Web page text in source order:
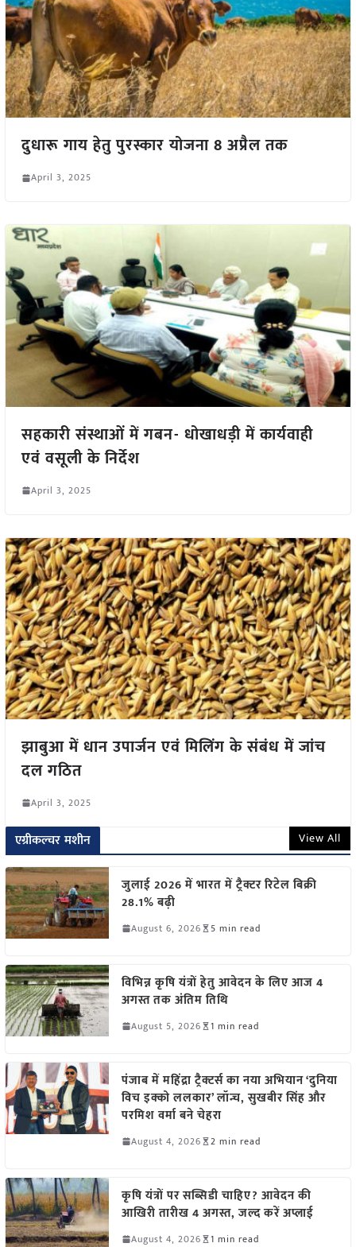
दुधारू गाय हेतु पुरस्कार योजना 8 अप्रैल तक
April 3, 2025
सहकारी संस्थाओं में गबन- धोखाधड़ी में कार्यवाही
एवं वसूली के निर्देश
April 3, 2025
झाबुआ में धान उपार्जन एवं मिलिंग के संबंध में जांच
दल गठित
April 3, 2025
एग्रीकल्चर मशीन View All
जुलाई 2026 में भारत में ट्रैक्टर रिटेल बिक्री
28.1% बढ़ी
August 6, 2026 5 min read
विभिन्न कृषि यंत्रों हेतु आवेदन के लिए आज 4
अगस्त तक अंतिम तिथि
August 5, 2026 1 min read
पंजाब में महिंद्रा ट्रैक्टर्स का नया अभियान ‘दुनिया
विच इक्को ललकार’ लॉन्च, सुखबीर सिंह और
परमिश वर्मा बने चेहरा
August 4, 2026 2 min read
कृषि यंत्रों पर सब्सिडी चाहिए? आवेदन की
आखिरी तारीख 4 अगस्त, जल्द करें अप्लाई
August 4, 2026 1 min read